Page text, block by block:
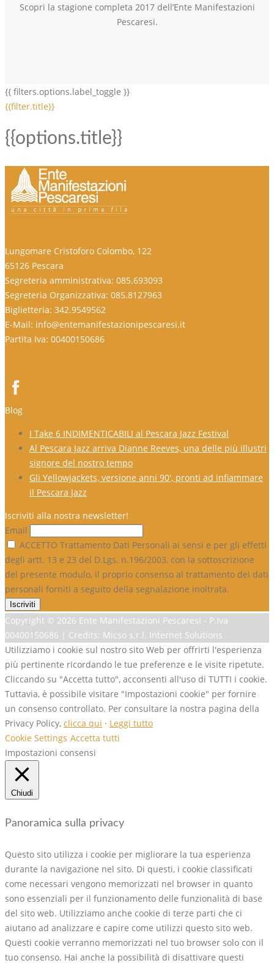
Scopri la stagione completa 2017 dell’Ente Manifestazioni
Pescaresi.
{{ filters.options.label_toggle }}
{{filter.title}}
{{options.title}}
Lungomare Cristoforo Colombo, 122
65126 Pescara
Segreteria amministrativa: 085.693093
Segreteria Organizzativa: 085.8127963
Biglietteria: 342.9549562
E-Mail: info@entemanifestazionipescaresi.it
Partita Iva: 00400150686
Blog
I Take 6 INDIMENTICABILI al Pescara Jazz Festival
Al Pescara Jazz arriva Dianne Reeves, una delle più illustri
signore del nostro tempo
Gli Yellowjackets, versione anni 90′, pronti ad infiammare
il Pescara Jazz
Iscriviti alla nostra newsletter!
Email
ACCETTO Trattamento Dati Personali ai sensi e per gli effetti
degli artt. 13 e 23 del D.Lgs. n.196/2003, con la sottoscrizione
del presente modulo, il proprio consenso al trattamento dei dati
personali forniti a seguito della segnalazione inoltrata.
Copyright © 2026 Ente Manifestazioni Pescaresi - P.Iva
00400150686 | Credits: Micso s.r.l. Internet Solutions
Utilizziamo i cookie sul nostro sito Web per offrirti l'esperienza
più pertinente ricordando le tue preferenze e le visite ripetute.
Cliccando su "Accetta tutto", acconsenti all'uso di TUTTI i cookie.
Tuttavia, è possibile visitare "Impostazioni cookie" per fornire
un consenso controllato. Per consultare la nostra pagina della
Privacy Policy, clicca qui · Leggi tutto
Cookie Settings Accetta tutti
Impostazioni consensi
Chiudi
Panoramica sulla privacy
Questo sito utilizza i cookie per migliorare la tua esperienza
durante la navigazione nel sito. Di questi, i cookie classificati
come necessari vengono memorizzati nel browser in quanto
sono essenziali per il funzionamento delle funzionalità di base
del sito web. Utilizziamo anche cookie di terze parti che ci
aiutano ad analizzare e capire come utilizzi questo sito web.
Questi cookie verranno memorizzati nel tuo browser solo con il
tuo consenso. Hai anche la possibilità di disattivare questi